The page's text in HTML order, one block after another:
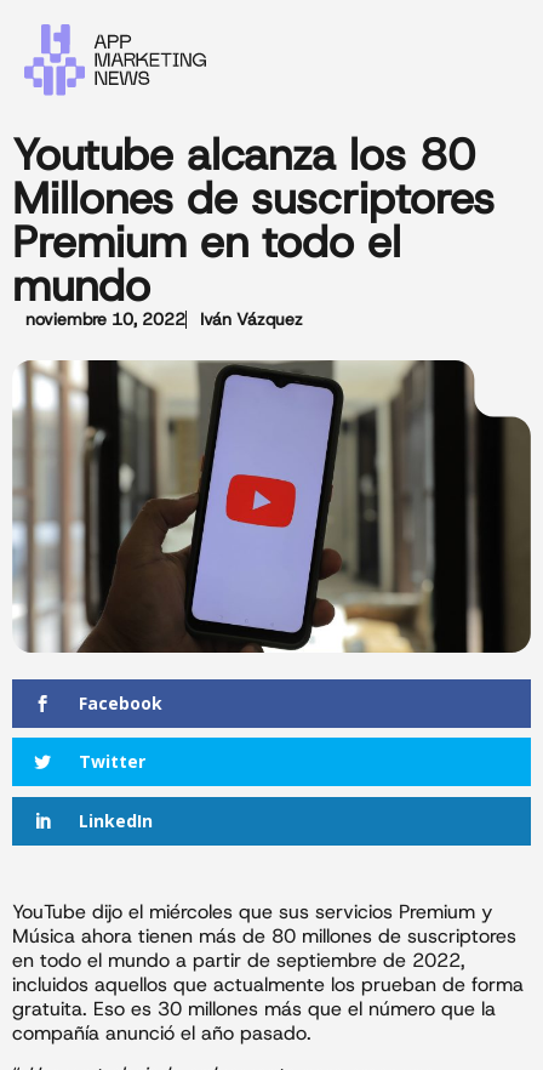
Youtube alcanza los 80
Millones de suscriptores
Premium en todo el
mundo
noviembre 10, 2022 Iván Vázquez
Facebook
Twitter
LinkedIn
YouTube dijo el miércoles que sus servicios Premium y
Música ahora tienen más de 80 millones de suscriptores
en todo el mundo a partir de septiembre de 2022,
incluidos aquellos que actualmente los prueban de forma
gratuita. Eso es 30 millones más que el número que la
compañía anunció el año pasado.